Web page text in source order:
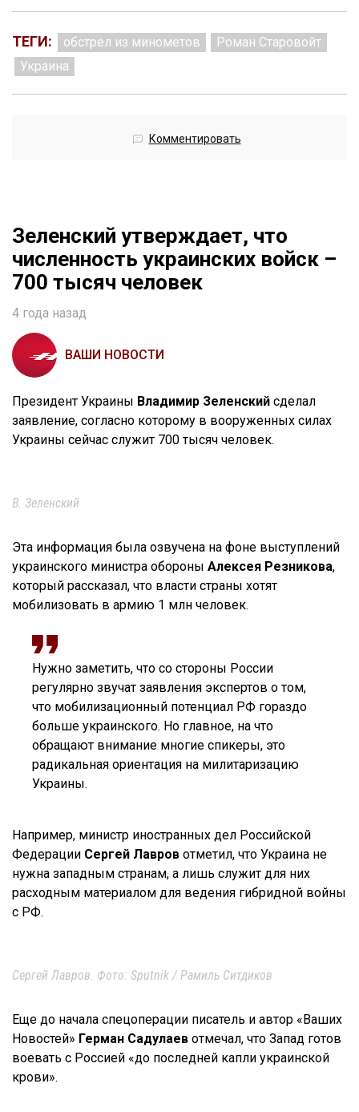
ТЕГИ: обстрел из минометов
Роман Старовойт
Украина
Комментировать
Зеленский утверждает, что
численность украинских войск –
700 тысяч человек
4 года назад
ВАШИ НОВОСТИ
Президент Украины Владимир Зеленский сделал
заявление, согласно которому в вооруженных силах
Украины сейчас служит 700 тысяч человек.
В. Зеленский
Эта информация была озвучена на фоне выступлений
украинского министра обороны Алексея Резникова,
который рассказал, что власти страны хотят
мобилизовать в армию 1 млн человек.
Нужно заметить, что со стороны России
регулярно звучат заявления экспертов о том,
что мобилизационный потенциал РФ гораздо
больше украинского. Но главное, на что
обращают внимание многие спикеры, это
радикальная ориентация на милитаризацию
Украины.
Например, министр иностранных дел Российской
Федерации Сергей Лавров отметил, что Украина не
нужна западным странам, а лишь служит для них
расходным материалом для ведения гибридной войны
с РФ.
Сергей Лавров. Фото: Sputnik / Рамиль Ситдиков
Еще до начала спецоперации писатель и автор «Ваших
Новостей» Герман Садулаев отмечал, что Запад готов
воевать с Россией «до последней капли украинской
крови».